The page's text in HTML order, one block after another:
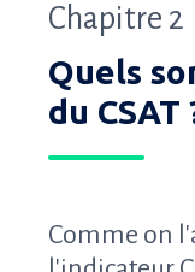
Chapitre 2
Quels
du CSAT
Comme on